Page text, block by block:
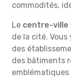
commodités,
Le centre-ville
de la cité.
des
des bâtiments